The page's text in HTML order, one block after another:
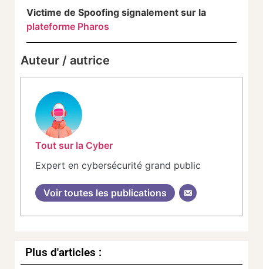
Victime de Spoofing signalement sur la
plateforme Pharos
Auteur / autrice
Tout sur la Cyber
Expert en cybersécurité grand public
Voir toutes les publications
Plus d'articles :